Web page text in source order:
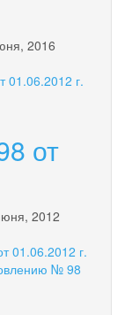
2016
01.06.2012 г.
от
2012
01.06.2012 г.
№ 98